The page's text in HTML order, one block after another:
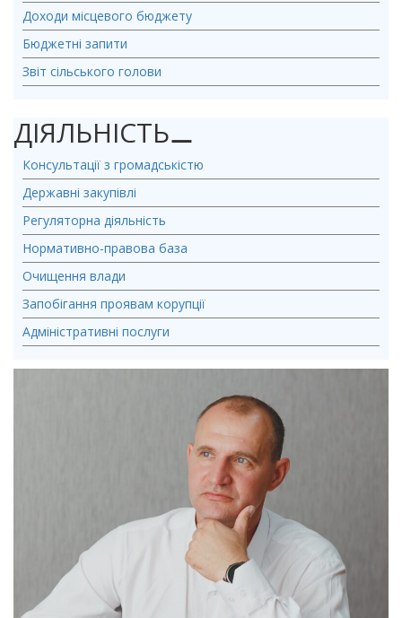
Доходи місцевого бюджету
Бюджетні запити
Звіт сільського голови
ДІЯЛЬНІСТЬ⚊
Консультації з громадськістю
Державні закупівлі
Регуляторна діяльність
Нормативно-правова база
Очищення влади
Запобігання проявам корупції
Адміністративні послуги